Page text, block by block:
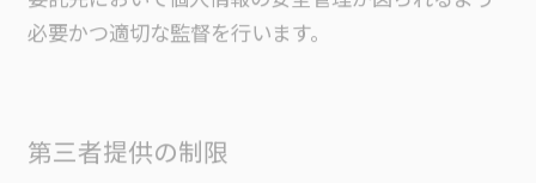
必要かつ適切な監督を行います。
第三者提供の制限